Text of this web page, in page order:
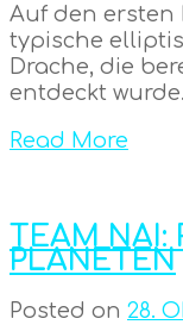
Auf den ersten
typische
Drache, die
entdeckt
Read More
TEAM NAI:
PLANETEN
Posted on 28.